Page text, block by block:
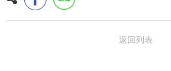
返回列表